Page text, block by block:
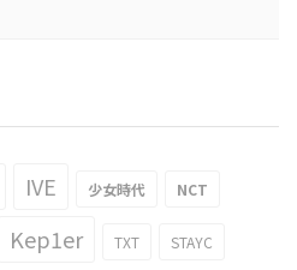
IVE 少女時代 NCT
Kep1er TXT STAYC